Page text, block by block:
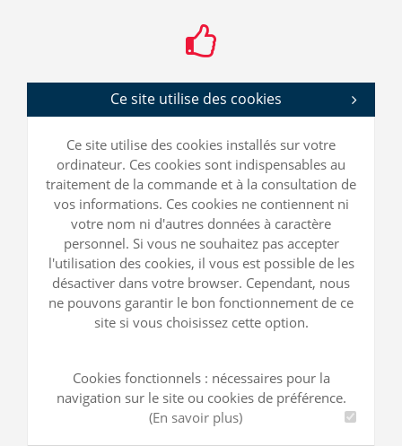
Ce site utilise des cookies
Ce site utilise des cookies installés sur votre
ordinateur. Ces cookies sont indispensables au
traitement de la commande et à la consultation de
vos informations. Ces cookies ne contiennent ni
votre nom ni d'autres données à caractère
personnel. Si vous ne souhaitez pas accepter
l'utilisation des cookies, il vous est possible de les
désactiver dans votre browser. Cependant, nous
ne pouvons garantir le bon fonctionnement de ce
site si vous choisissez cette option.
Cookies fonctionnels : nécessaires pour la
navigation sur le site ou cookies de préférence.
(En savoir plus)